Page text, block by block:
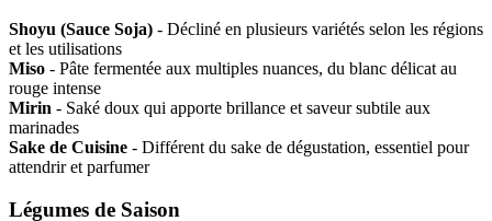
Shoyu (Sauce Soja) - Décliné en plusieurs variétés selon les régions
et les utilisations
Miso - Pâte fermentée aux multiples nuances, du blanc délicat au
rouge intense
Mirin - Saké doux qui apporte brillance et saveur subtile aux
marinades
Sake de Cuisine - Différent du sake de dégustation, essentiel pour
attendrir et parfumer
Légumes de Saison